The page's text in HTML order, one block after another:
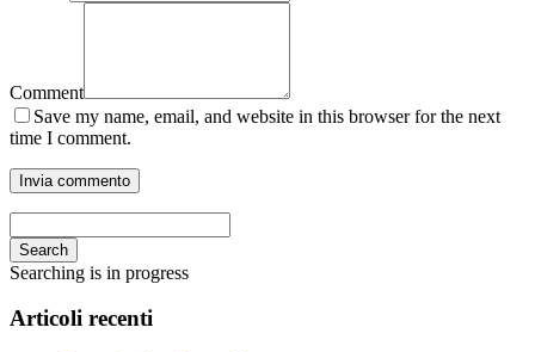
Comment
Save my name, email, and website in this browser for the next
time I comment.
Search
Searching is in progress
Articoli recenti